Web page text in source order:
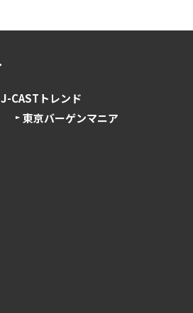
J-CASTトレンド
東京バーゲンマニア